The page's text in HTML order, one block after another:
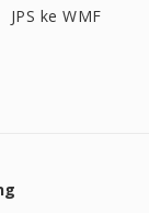
JPS ke WMF